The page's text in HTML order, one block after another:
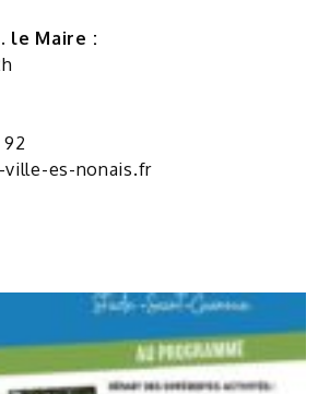
le Maire :
ville-es-nonais.fr